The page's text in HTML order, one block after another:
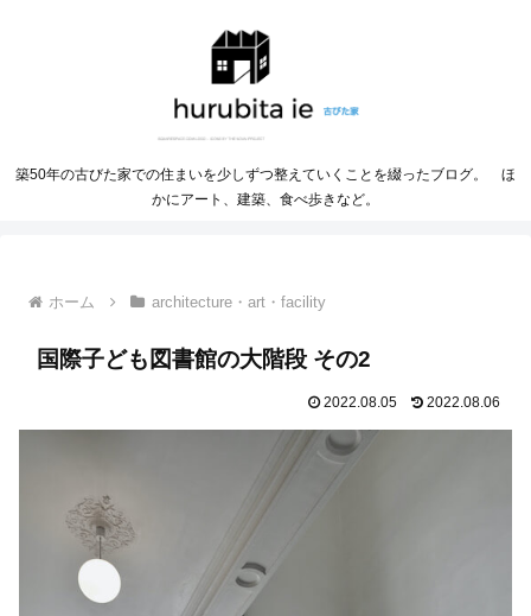
築50年の古びた家での住まいを少しずつ整えていくことを綴ったブログ。 ほ
かにアート、建築、食べ歩きなど。
ホーム architecture・art・facility
国際子ども図書館の大階段 その2
2022.08.05 2022.08.06